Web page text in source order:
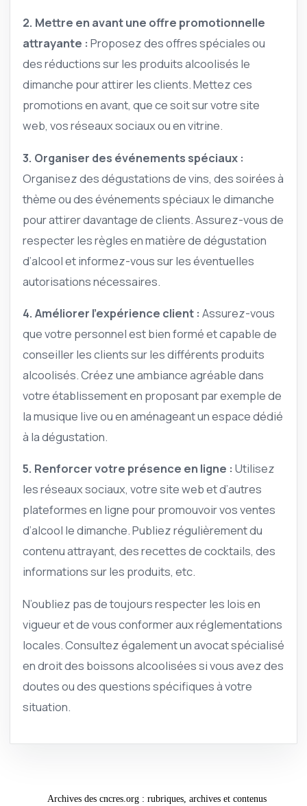
2. Mettre en avant une offre promotionnelle
attrayante : Proposez des offres spéciales ou
des réductions sur les produits alcoolisés le
dimanche pour attirer les clients. Mettez ces
promotions en avant, que ce soit sur votre site
web, vos réseaux sociaux ou en vitrine.
3. Organiser des événements spéciaux :
Organisez des dégustations de vins, des soirées à
thème ou des événements spéciaux le dimanche
pour attirer davantage de clients. Assurez-vous de
respecter les règles en matière de dégustation
d’alcool et informez-vous sur les éventuelles
autorisations nécessaires.
4. Améliorer l’expérience client : Assurez-vous
que votre personnel est bien formé et capable de
conseiller les clients sur les différents produits
alcoolisés. Créez une ambiance agréable dans
votre établissement en proposant par exemple de
la musique live ou en aménageant un espace dédié
à la dégustation.
5. Renforcer votre présence en ligne : Utilisez
les réseaux sociaux, votre site web et d’autres
plateformes en ligne pour promouvoir vos ventes
d’alcool le dimanche. Publiez régulièrement du
contenu attrayant, des recettes de cocktails, des
informations sur les produits, etc.
N’oubliez pas de toujours respecter les lois en
vigueur et de vous conformer aux réglementations
locales. Consultez également un avocat spécialisé
en droit des boissons alcoolisées si vous avez des
doutes ou des questions spécifiques à votre
situation.
Archives des cncres.org : rubriques, archives et contenus